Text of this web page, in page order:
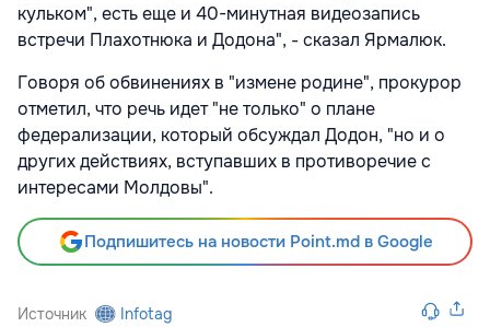
кульком", есть еще и 40-минутная видеозапись
встречи Плахотнюка и Додона", - сказал Ярмалюк.
Говоря об обвинениях в "измене родине", прокурор
отметил, что речь идет "не только" о плане
федерализации, который обсуждал Додон, "но и о
других действиях, вступавших в противоречие с
интересами Молдовы".
Подпишитесь на новости Point.md в Google
Источник Infotag